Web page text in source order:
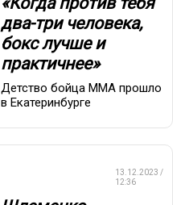
два-три человека,
бокс лучше и
практичнее»
Детство бойца ММА прошло
в Екатеринбурге
13.12.2023 /
12:36